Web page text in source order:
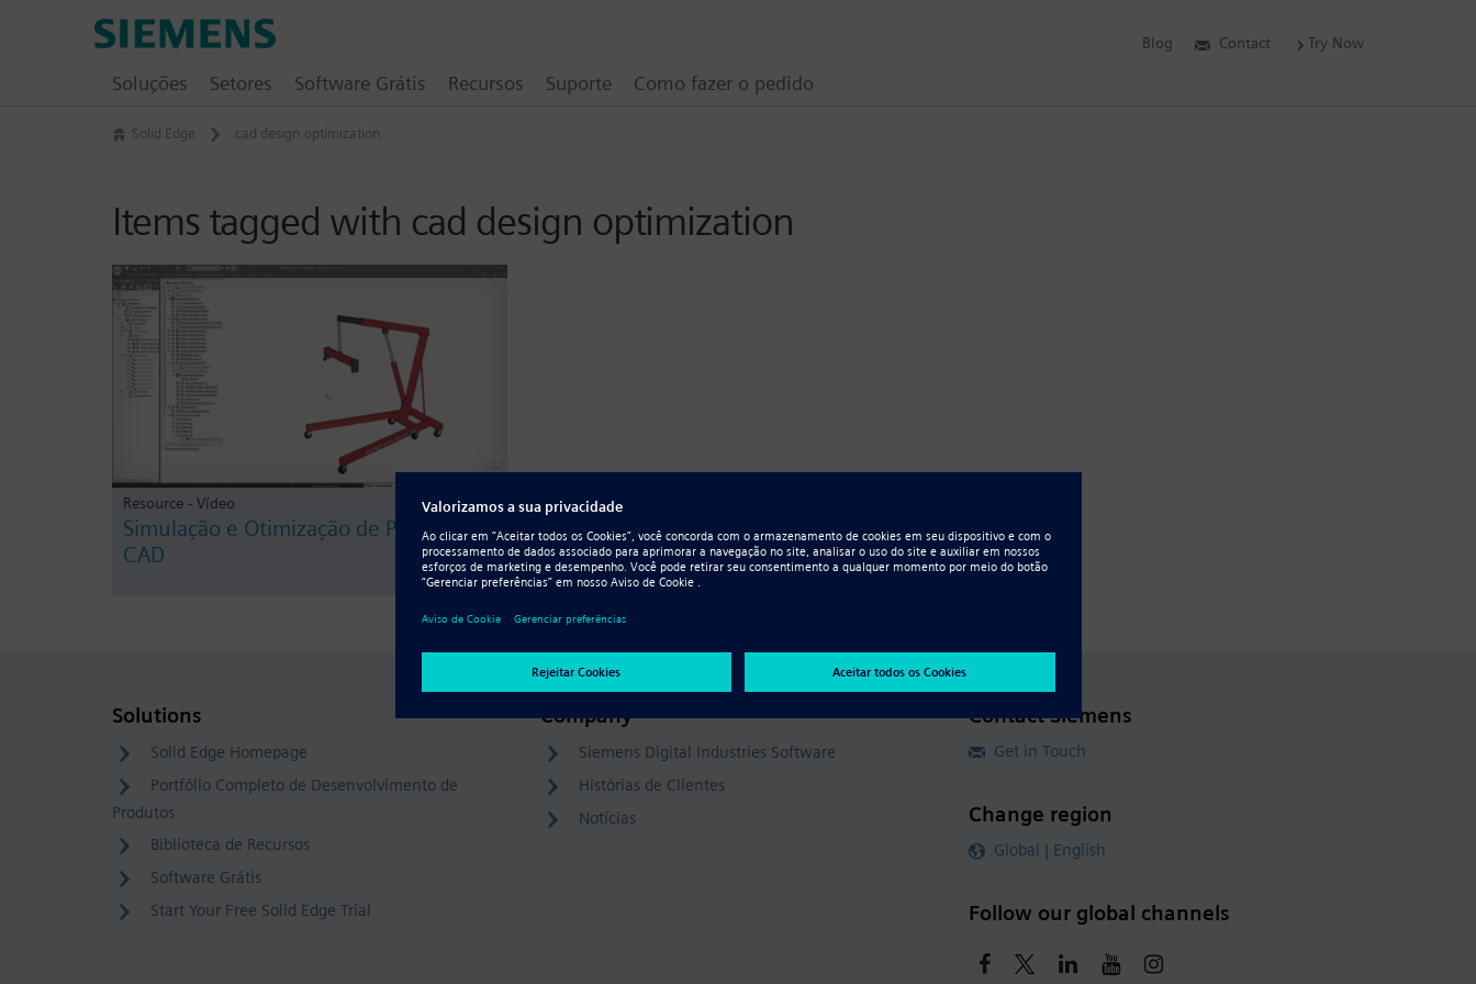
Solid Edge cad design optimization
Items tagged with cad design optimization
Resource - Vídeo
Simulação e Otimização de Projetos
CAD
Solutions
Solid Edge Homepage
Portfólio Completo de Desenvolvimento de
Produtos
Biblioteca de Recursos
Software Grátis
Start Your Free Solid Edge Trial
Company
Siemens Digital Industries Software
Histórias de Clientes
Notícias
Contact Siemens
Get in Touch
Change region
Global | English
Follow our global channels
Blog Contact Try Now
Soluções Setores Software Grátis Recursos Suporte Como fazer o pedido